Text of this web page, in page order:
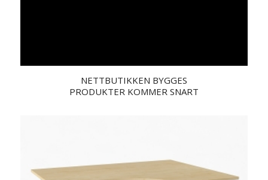
NETTBUTIKKEN BYGGES
PRODUKTER KOMMER SNART